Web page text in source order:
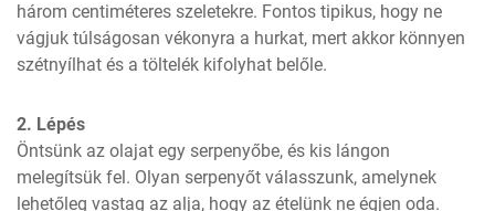
három centiméteres szeletekre. Fontos tipikus, hogy ne
vágjuk túlságosan vékonyra a hurkat, mert akkor könnyen
szétnyílhat és a töltelék kifolyhat belőle.
2. Lépés
Öntsünk az olajat egy serpenyőbe, és kis lángon
melegítsük fel. Olyan serpenyőt válasszunk, amelynek
lehetőleg vastag az alja, hogy az ételünk ne égjen oda.